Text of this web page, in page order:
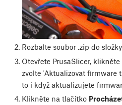
Rozbalte soubor .zip do
Otevřete PrusaSlicer,
zvolte 'Aktualizovat firmware
to i když aktualizujete
Klikněte na tlačítko